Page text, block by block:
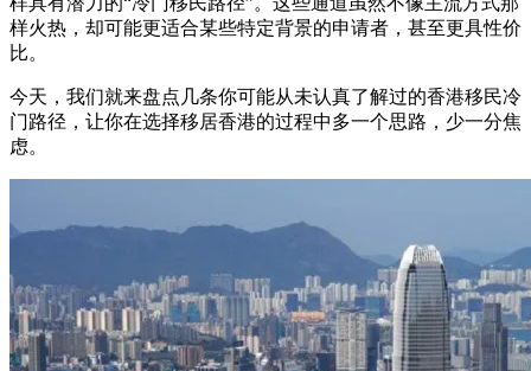
样火热，却可能更适合某些特定背景的申请者，甚至更具性价
比。
今天，我们就来盘点几条你可能从未认真了解过的香港移民冷
门路径，让你在选择移居香港的过程中多一个思路，少一分焦
虑。